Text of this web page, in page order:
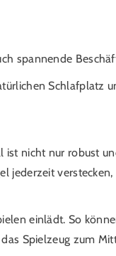
spannende
Schlafplatz
nicht nur robust
jederzeit
einlädt. So
Spielzeug zum